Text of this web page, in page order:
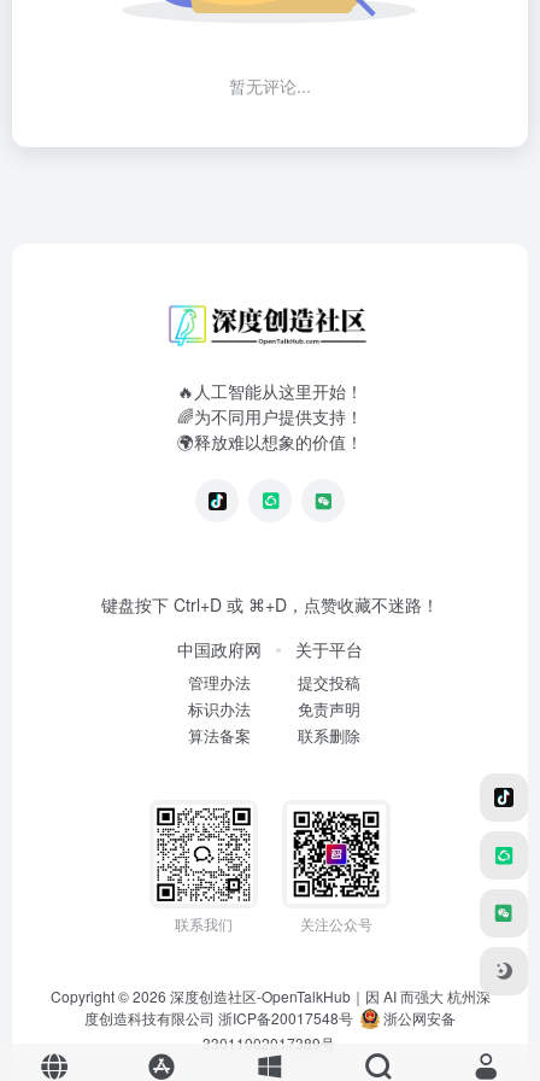
暂无评论...
🔥人工智能从这里开始！
🌈为不同用户提供支持！
🌍释放难以想象的价值！
键盘按下 Ctrl+D 或 ⌘+D，点赞收藏不迷路！
中国政府网
管理办法
标识办法
算法备案
关于平台
提交投稿
免责声明
联系删除
联系我们 关注公众号
Copyright © 2026 深度创造社区-OpenTalkHub｜因 AI 而强大 杭州深
度创造科技有限公司 浙ICP备20017548号
浙公网安备
33011002017389号